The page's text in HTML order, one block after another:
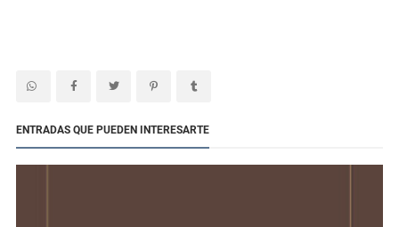
ENTRADAS QUE PUEDEN INTERESARTE